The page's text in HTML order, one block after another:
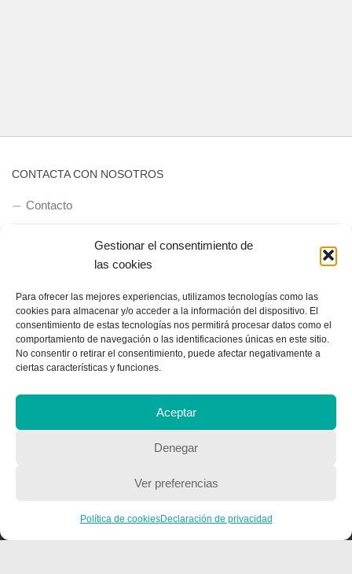
Gestionar el consentimiento de
las cookies
Para ofrecer las mejores experiencias, utilizamos tecnologías como las
cookies para almacenar y/o acceder a la información del dispositivo. El
consentimiento de estas tecnologías nos permitirá procesar datos como el
comportamiento de navegación o las identificaciones únicas en este sitio.
No consentir o retirar el consentimiento, puede afectar negativamente a
ciertas características y funciones.
Aceptar
Denegar
Ver preferencias
Política de cookiesDeclaración de privacidad
CONTACTA CON NOSOTROS
Contacto
QUIENES SOMOS
Quienes somos
POLÍTICA DE PRIVACIDAD